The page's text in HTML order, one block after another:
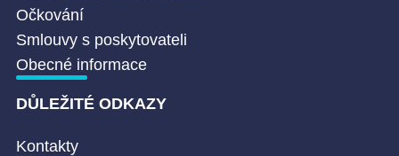
Očkování
Smlouvy s poskytovateli
Obecné informace
DŮLEŽITÉ ODKAZY
Kontakty